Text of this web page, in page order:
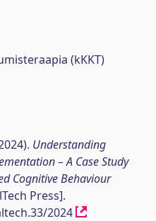
(kKKT)
Understanding
– A Case Study
Cognitive Behaviour
Press].
2024